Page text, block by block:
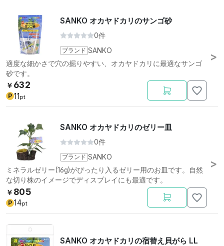
SANKO オカヤドカリのサンゴ砂
0件
ブランド SANKO
適度な細かさで穴の掘りやすい、オカヤドカリに最適なサンゴ
砂です。
￥ 632
P 11pt
SANKO オカヤドカリのゼリー皿
0件
ブランド SANKO
ミネラルゼリー(16g)がぴったり入るゼリー用のお皿です。自然
な切り株のイメージでディスプレイにも最適です。
￥ 805
P 14pt
SANKO オカヤドカリの宿替え貝がら LL